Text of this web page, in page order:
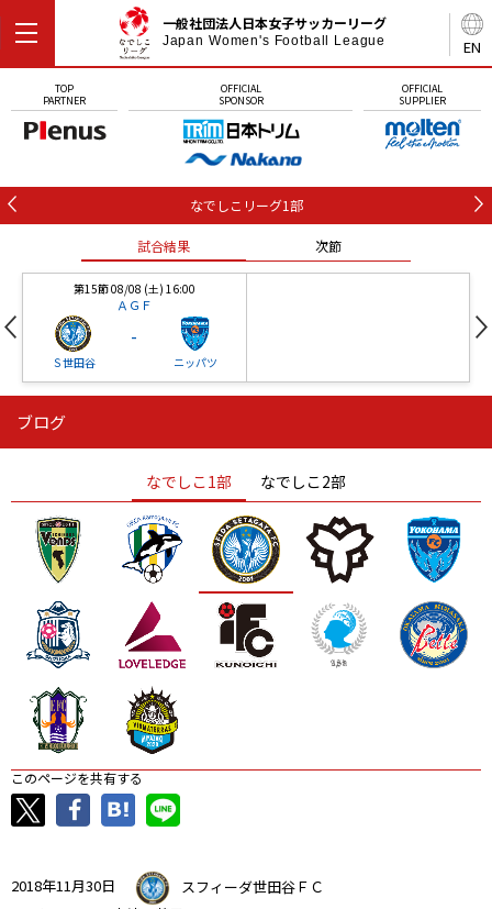
EN
一般社団法人日本女子サッカーリーグ
Japan Women's Football League
TOP
PARTNER
OFFICIAL
SPONSOR
OFFICIAL
SUPPLIER
なでしこリーグ1部
試合結果 次節
第15節 08/08 (土) 16:00
ＡＧＦ
Ｓ世田谷
-
ニッパツ
ニッパツ
ニッパツ 名古屋
石人の星
静岡 愛媛Ｌ
ブログ
なでしこ1部 なでしこ2部
このページを共有する
2018年11月30日
スフィーダ世田谷ＦＣ